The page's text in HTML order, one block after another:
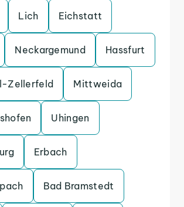
Lich Eichstatt
Neckargemund Hassfurt
Zellerfeld Mittweida
Uhingen
Erbach
Bad Bramstedt